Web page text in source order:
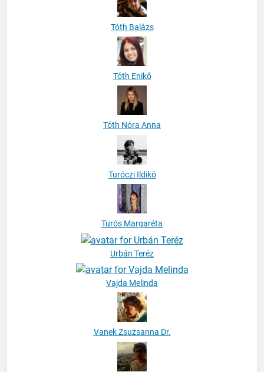
Tóth Balázs
Tóth Enikő
Tóth Nóra Anna
Turóczi Ildikó
Turós Margaréta
Vanek Zsuzsanna Dr.
Varga Máté